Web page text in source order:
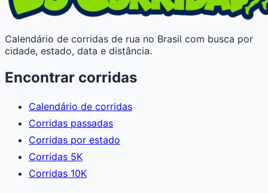
Calendário de corridas de rua no Brasil com busca por
cidade, estado, data e distância.
Encontrar corridas
Calendário de corridas
Corridas passadas
Corridas por estado
Corridas 5K
Corridas 10K